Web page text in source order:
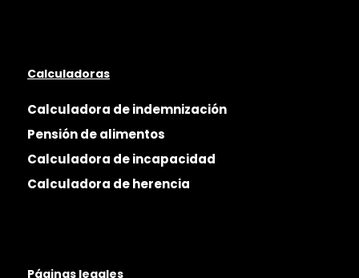
Calculadoras
Calculadora de indemnización
Pensión de alimentos
Calculadora de incapacidad
Calculadora de herencia
Páginas legales